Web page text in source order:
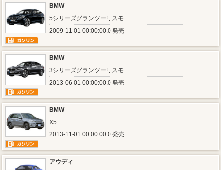
BMW
5シリーズグランツーリスモ
2009-11-01 00:00:00.0 発売
BMW
3シリーズグランツーリスモ
2013-06-01 00:00:00.0 発売
BMW
X5
2013-11-01 00:00:00.0 発売
アウディ